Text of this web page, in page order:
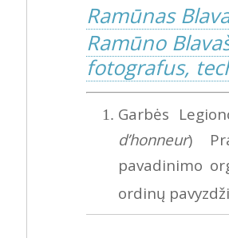
Ramūnas
Ramūno
fotografus,
Garbės
d’honneur)
pavadinimo
ordinų